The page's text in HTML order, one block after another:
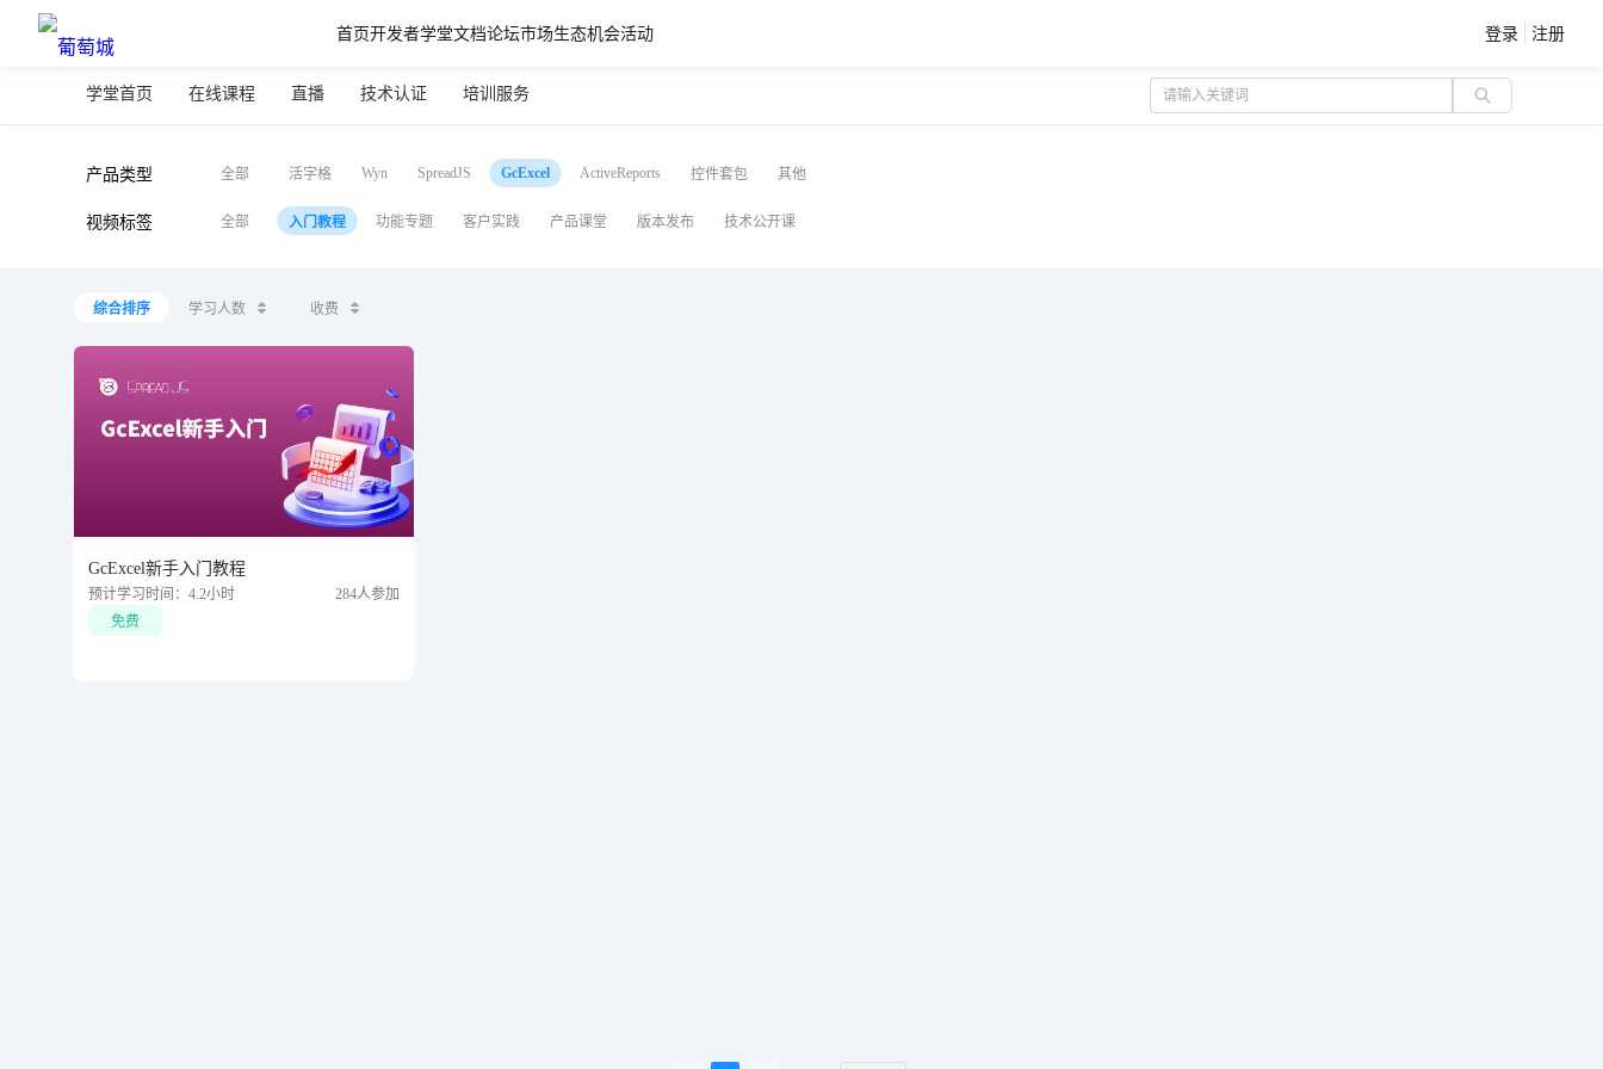
首页开发者学堂文档论坛市场生态机会活动 登录 注册
学堂首页 在线课程 直播 技术认证 培训服务
产品类型 全部 活字格 Wyn SpreadJS GcExcel ActiveReports 控件套包 其他
视频标签 全部 入门教程 功能专题 客户实践 产品课堂 版本发布 技术公开课
综合排序 学习人数 收费
GcExcel新手入门教程
预计学习时间：4.2小时
284人参加
免费